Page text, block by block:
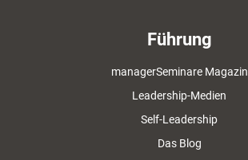
Führung
managerSeminare Magazin
Leadership-Medien
Self-Leadership
Das Blog